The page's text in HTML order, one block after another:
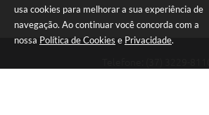
usa cookies para melhorar a sua experiência de
navegação. Ao continuar você concorda com a
nossa Política de Cookies e Privacidade.